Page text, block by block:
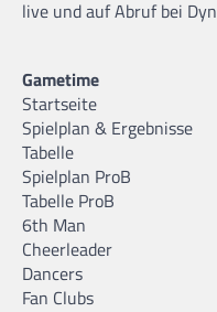
live und auf Abruf bei Dyn
Gametime
Startseite
Spielplan & Ergebnisse
Tabelle
Spielplan ProB
Tabelle ProB
6th Man
Cheerleader
Dancers
Fan Clubs